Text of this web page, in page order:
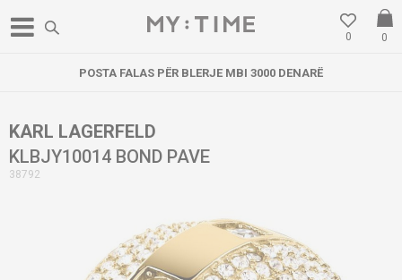
0
0
POSTA FALAS PËR BLERJE MBI 3000 DENARË
KARL LAGERFELD
KLBJY10014 BOND PAVE
38792